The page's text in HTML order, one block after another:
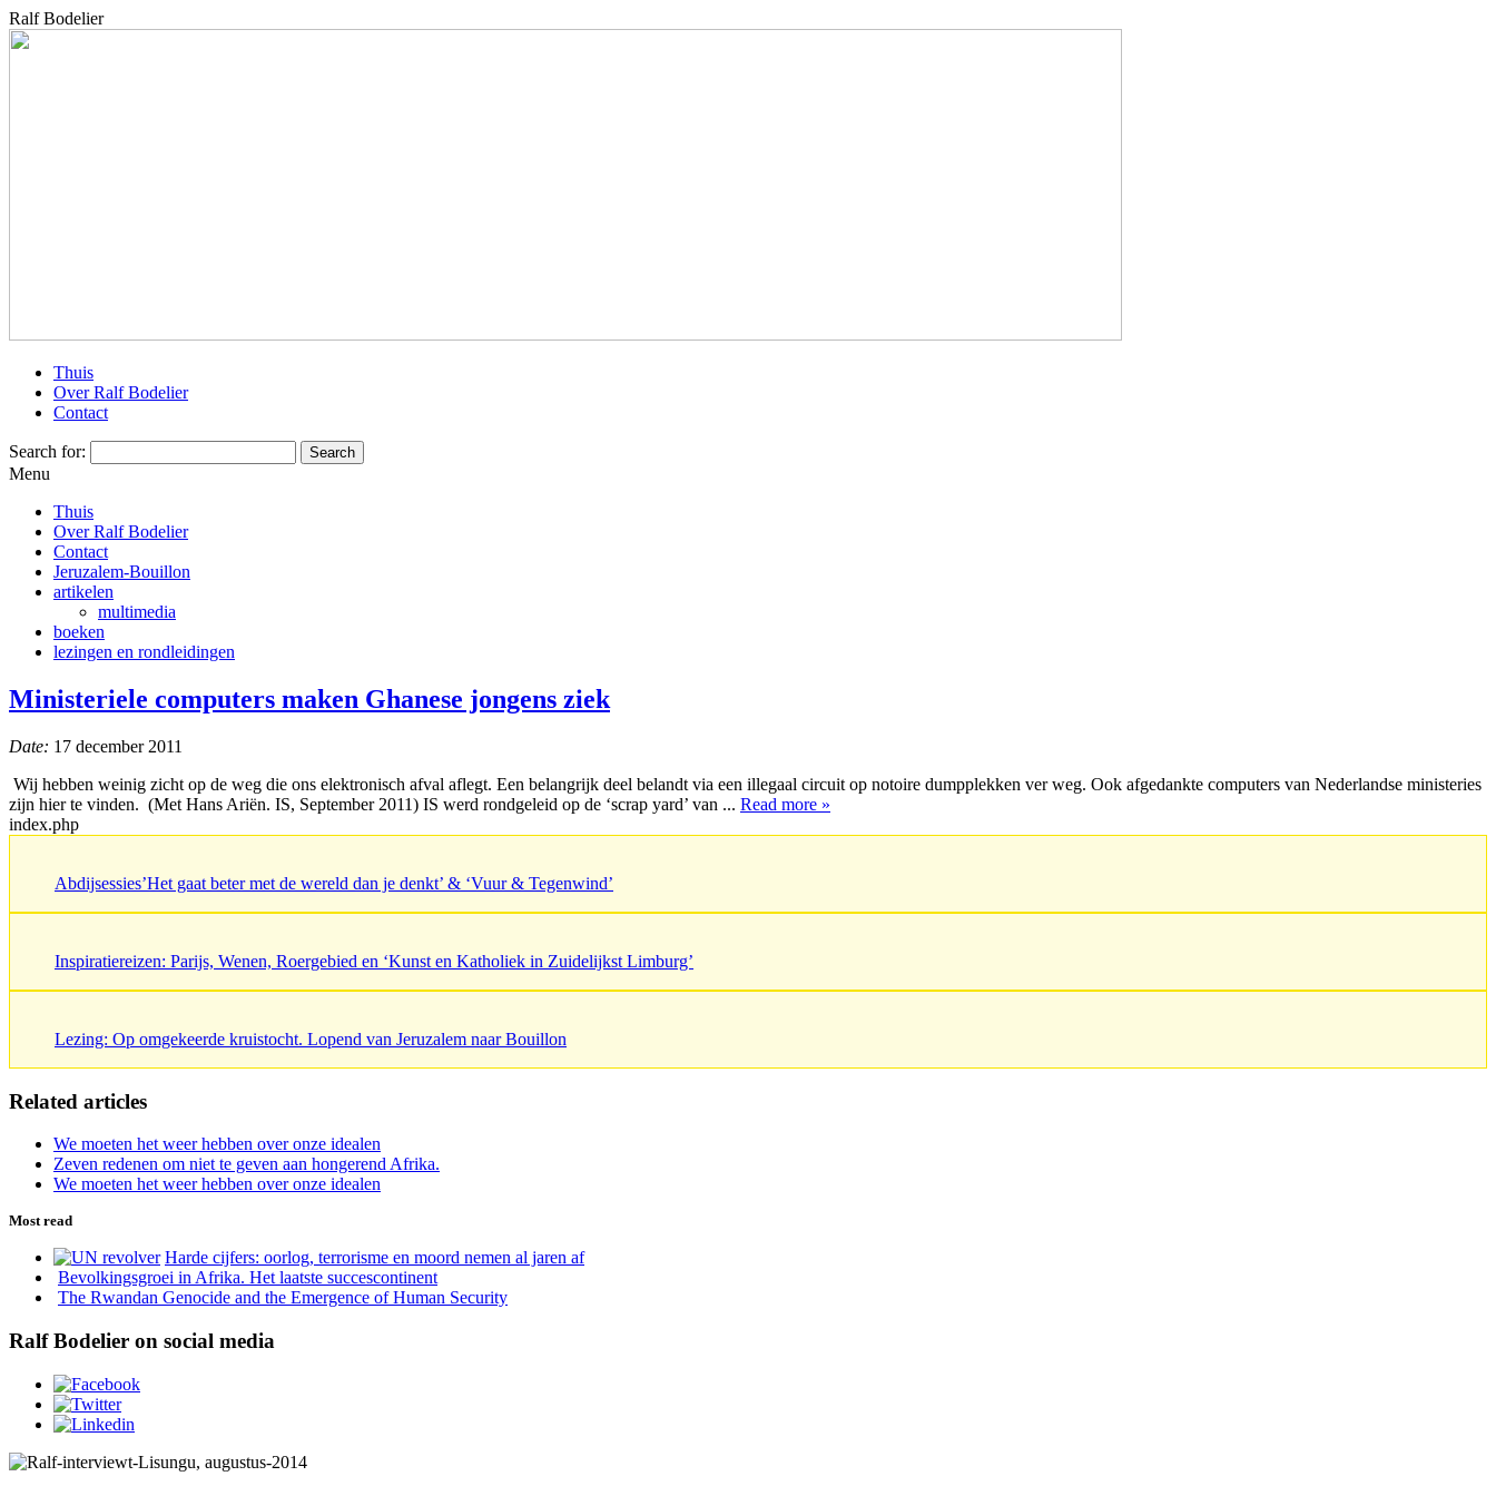
Ralf Bodelier
Thuis
Over Ralf Bodelier
Contact
Search for:
Menu
Thuis
Over Ralf Bodelier
Contact
Jeruzalem-Bouillon
artikelen
multimedia
boeken
lezingen en rondleidingen
Ministeriele computers maken Ghanese jongens ziek
Date: 17 december 2011
Wij hebben weinig zicht op de weg die ons elektronisch afval aflegt. Een belangrijk deel belandt via een illegaal circuit op notoire dumpplekken ver weg. Ook afgedankte computers van Nederlandse ministeries
zijn hier te vinden. (Met Hans Ariën. IS, September 2011) IS werd rondgeleid op de ‘scrap yard’ van ... Read more »
index.php
Abdijsessies’Het gaat beter met de wereld dan je denkt’ & ‘Vuur & Tegenwind’
Inspiratiereizen: Parijs, Wenen, Roergebied en ‘Kunst en Katholiek in Zuidelijkst Limburg’
Lezing: Op omgekeerde kruistocht. Lopend van Jeruzalem naar Bouillon
Related articles
We moeten het weer hebben over onze idealen
Zeven redenen om niet te geven aan hongerend Afrika.
We moeten het weer hebben over onze idealen
Most read
Harde cijfers: oorlog, terrorisme en moord nemen al jaren af
Bevolkingsgroei in Afrika. Het laatste succescontinent
The Rwandan Genocide and the Emergence of Human Security
Ralf Bodelier on social media